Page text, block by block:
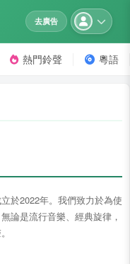
去廣告
熱門鈴聲 粵語
於2022年。我們致力於為使
論是流行音樂、經典旋律，